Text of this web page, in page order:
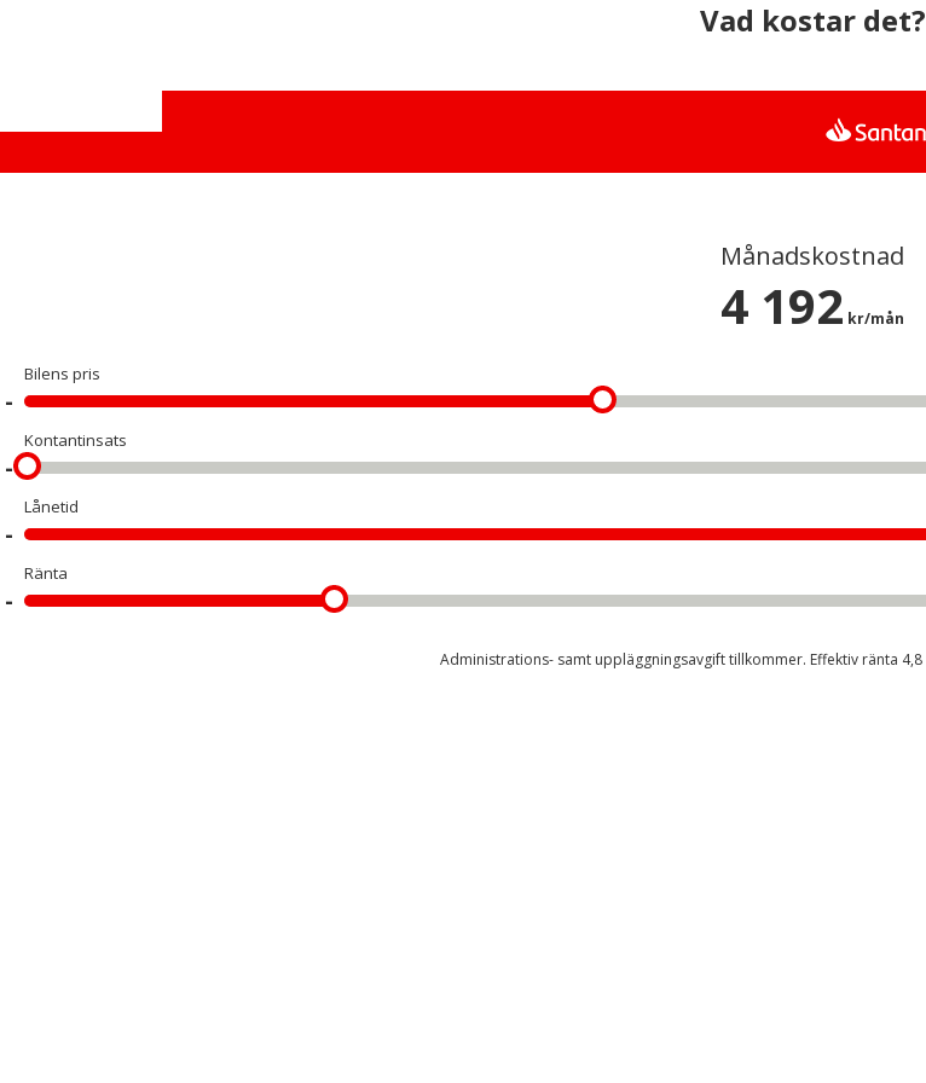
Vad kostar det?
Månadskostnad
4 192 kr/mån
Bilens pris
Kontantinsats
Lånetid
Ränta
Administrations- samt uppläggningsavgift tillkommer. Effektiv ränta 4,8